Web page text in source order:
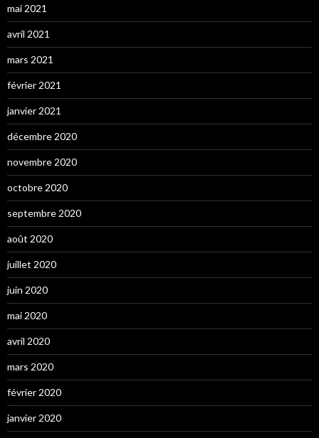
mai 2021
avril 2021
mars 2021
février 2021
janvier 2021
décembre 2020
novembre 2020
octobre 2020
septembre 2020
août 2020
juillet 2020
juin 2020
mai 2020
avril 2020
mars 2020
février 2020
janvier 2020